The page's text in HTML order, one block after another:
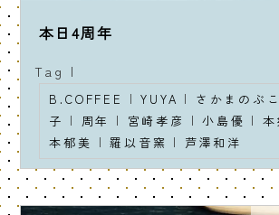
本日4周年
Tag |
B.COFFEE |YUYA | さかまのぶこ
子 | 周年 | 宮崎孝彦 |小島優 |
本郁美 |羅以音窯 | 芦澤和洋